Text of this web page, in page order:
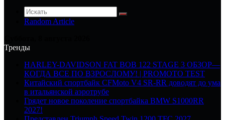
Random Article
Тренды
HARLEY-DAVIDSON FAT BOB 122 STAGE 3 ОБЗОР—
КОГДА ВСЕ ПО ВЗРОСЛОМУ! | PROMOTO TEST
Китайский спортбайк CFMoto V4 SR-RR доводят до ума
в итальянской аэротрубе
Грядет новое поколение спортбайка BMW S1000RR
2027!